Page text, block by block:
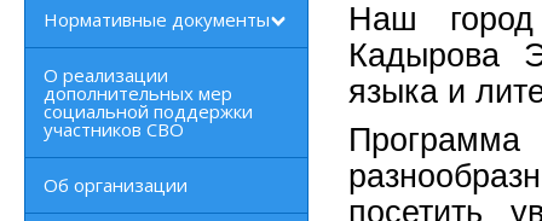
Нормативные документы
О реализации
дополнительных мер
социальной поддержки
участников СВО
Об организации
Наш
Кадырова
языка и
посетить